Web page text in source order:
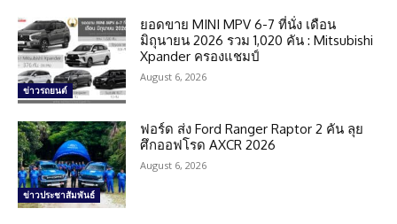
ข่าวรถยนต์
ยอดขาย MINI MPV 6-7 ที่นั่ง เดือน
มิถุนายน 2026 รวม 1,020 คัน : Mitsubishi
Xpander ครองแชมป์
August 6, 2026
ข่าวประชาสัมพันธ์
ฟอร์ด ส่ง Ford Ranger Raptor 2 คัน ลุย
ศึกออฟโรด AXCR 2026
August 6, 2026